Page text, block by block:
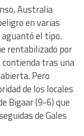
Australia
en varias
aguantó el tipo.
rentabilizado por
tras una
Pero
de los locales
Bigaar (9-6) que
de Gales